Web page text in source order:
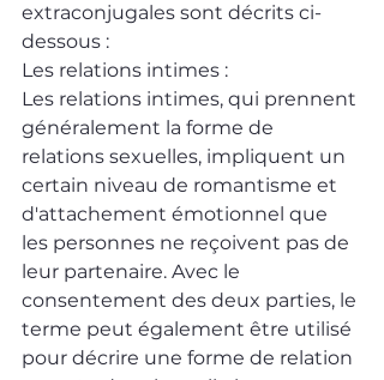
extraconjugales sont décrits ci-
dessous :
Les relations intimes :
Les relations intimes, qui prennent
généralement la forme de
relations sexuelles, impliquent un
certain niveau de romantisme et
d'attachement émotionnel que
les personnes ne reçoivent pas de
leur partenaire. Avec le
consentement des deux parties, le
terme peut également être utilisé
pour décrire une forme de relation